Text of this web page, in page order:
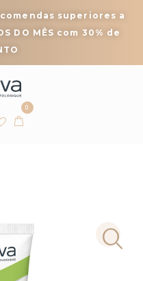
superiores a
DO MÊS com 30% de
0